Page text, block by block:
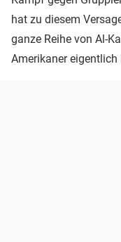
hat zu diesem
ganze Reihe von Al-
Amerikaner